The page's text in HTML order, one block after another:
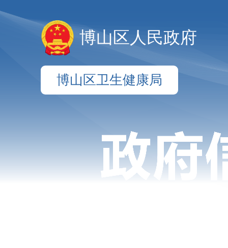
博山区人民政府
博山区卫生健康局